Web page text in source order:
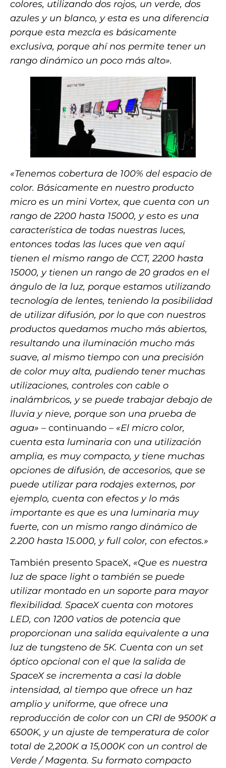
colores, utilizando dos rojos, un verde, dos
azules y un blanco, y esta es una diferencia
porque esta mezcla es básicamente
exclusiva, porque ahí nos permite tener un
rango dinámico un poco más alto».
«Tenemos cobertura de 100% del espacio de
color. Básicamente en nuestro producto
micro es un mini Vortex, que cuenta con un
rango de 2200 hasta 15000, y esto es una
característica de todas nuestras luces,
entonces todas las luces que ven aquí
tienen el mismo rango de CCT, 2200 hasta
15000, y tienen un rango de 20 grados en el
ángulo de la luz, porque estamos utilizando
tecnología de lentes, teniendo la posibilidad
de utilizar difusión, por lo que con nuestros
productos quedamos mucho más abiertos,
resultando una iluminación mucho más
suave, al mismo tiempo con una precisión
de color muy alta, pudiendo tener muchas
utilizaciones, controles con cable o
inalámbricos, y se puede trabajar debajo de
lluvia y nieve, porque son una prueba de
agua» – continuando – «El micro color,
cuenta esta luminaria con una utilización
amplia, es muy compacto, y tiene muchas
opciones de difusión, de accesorios, que se
puede utilizar para rodajes externos, por
ejemplo, cuenta con efectos y lo más
importante es que es una luminaria muy
fuerte, con un mismo rango dinámico de
2.200 hasta 15.000, y full color, con efectos.»
También presento SpaceX, «Que es nuestra
luz de space light o también se puede
utilizar montado en un soporte para mayor
flexibilidad. SpaceX cuenta con motores
LED, con 1200 vatios de potencia que
proporcionan una salida equivalente a una
luz de tungsteno de 5K. Cuenta con un set
óptico opcional con el que la salida de
SpaceX se incrementa a casi la doble
intensidad, al tiempo que ofrece un haz
amplio y uniforme, que ofrece una
reproducción de color con un CRI de 9500K a
6500K, y un ajuste de temperatura de color
total de 2,200K a 15,000K con un control de
Verde / Magenta. Su formato compacto